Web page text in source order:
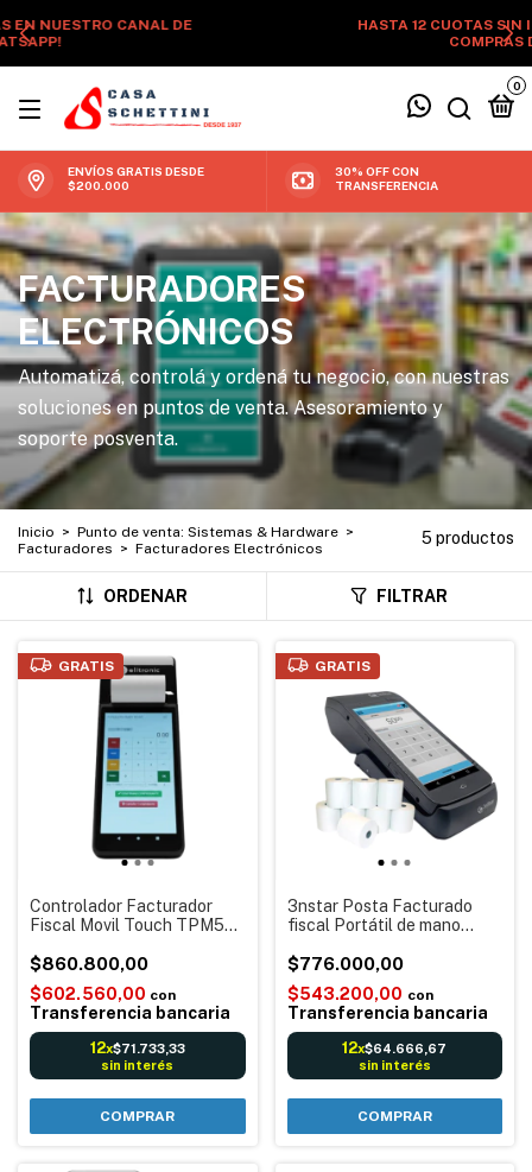
HASTA 12 CUOTAS SIN INTERÉS + ENVÍO GRATÍS EN
0
ENVÍOS GRATIS DESDE
$200.000
30% OFF CON
TRANSFERENCIA
FACTURADORES
ELECTRÓNICOS
Automatizá, controlá y ordená tu negocio, con nuestras
soluciones en puntos de venta. Asesoramiento y
soporte posventa.
Inicio > Punto de venta: Sistemas & Hardware >
Facturadores > Facturadores Electrónicos
5 productos
ORDENAR FILTRAR
GRATIS
Controlador Facturador
Fiscal Movil Touch TPM55-
Control de stock, Reportes
& Acceso Nube
$860.800,00
$602.560,00 con
Transferencia bancaria
12x$71.733,33
sin interés
GRATIS
3nstar Posta Facturado
fiscal Portátil de mano
generación Facturas
Tickets X Homologado
Batería Pedidos Cobros QR
Mercadopago
$776.000,00
$543.200,00 con
Transferencia bancaria
12x$64.666,67
sin interés